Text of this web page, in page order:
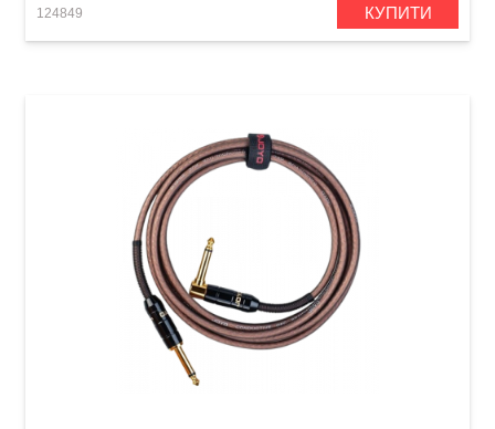
124849 КУПИТИ